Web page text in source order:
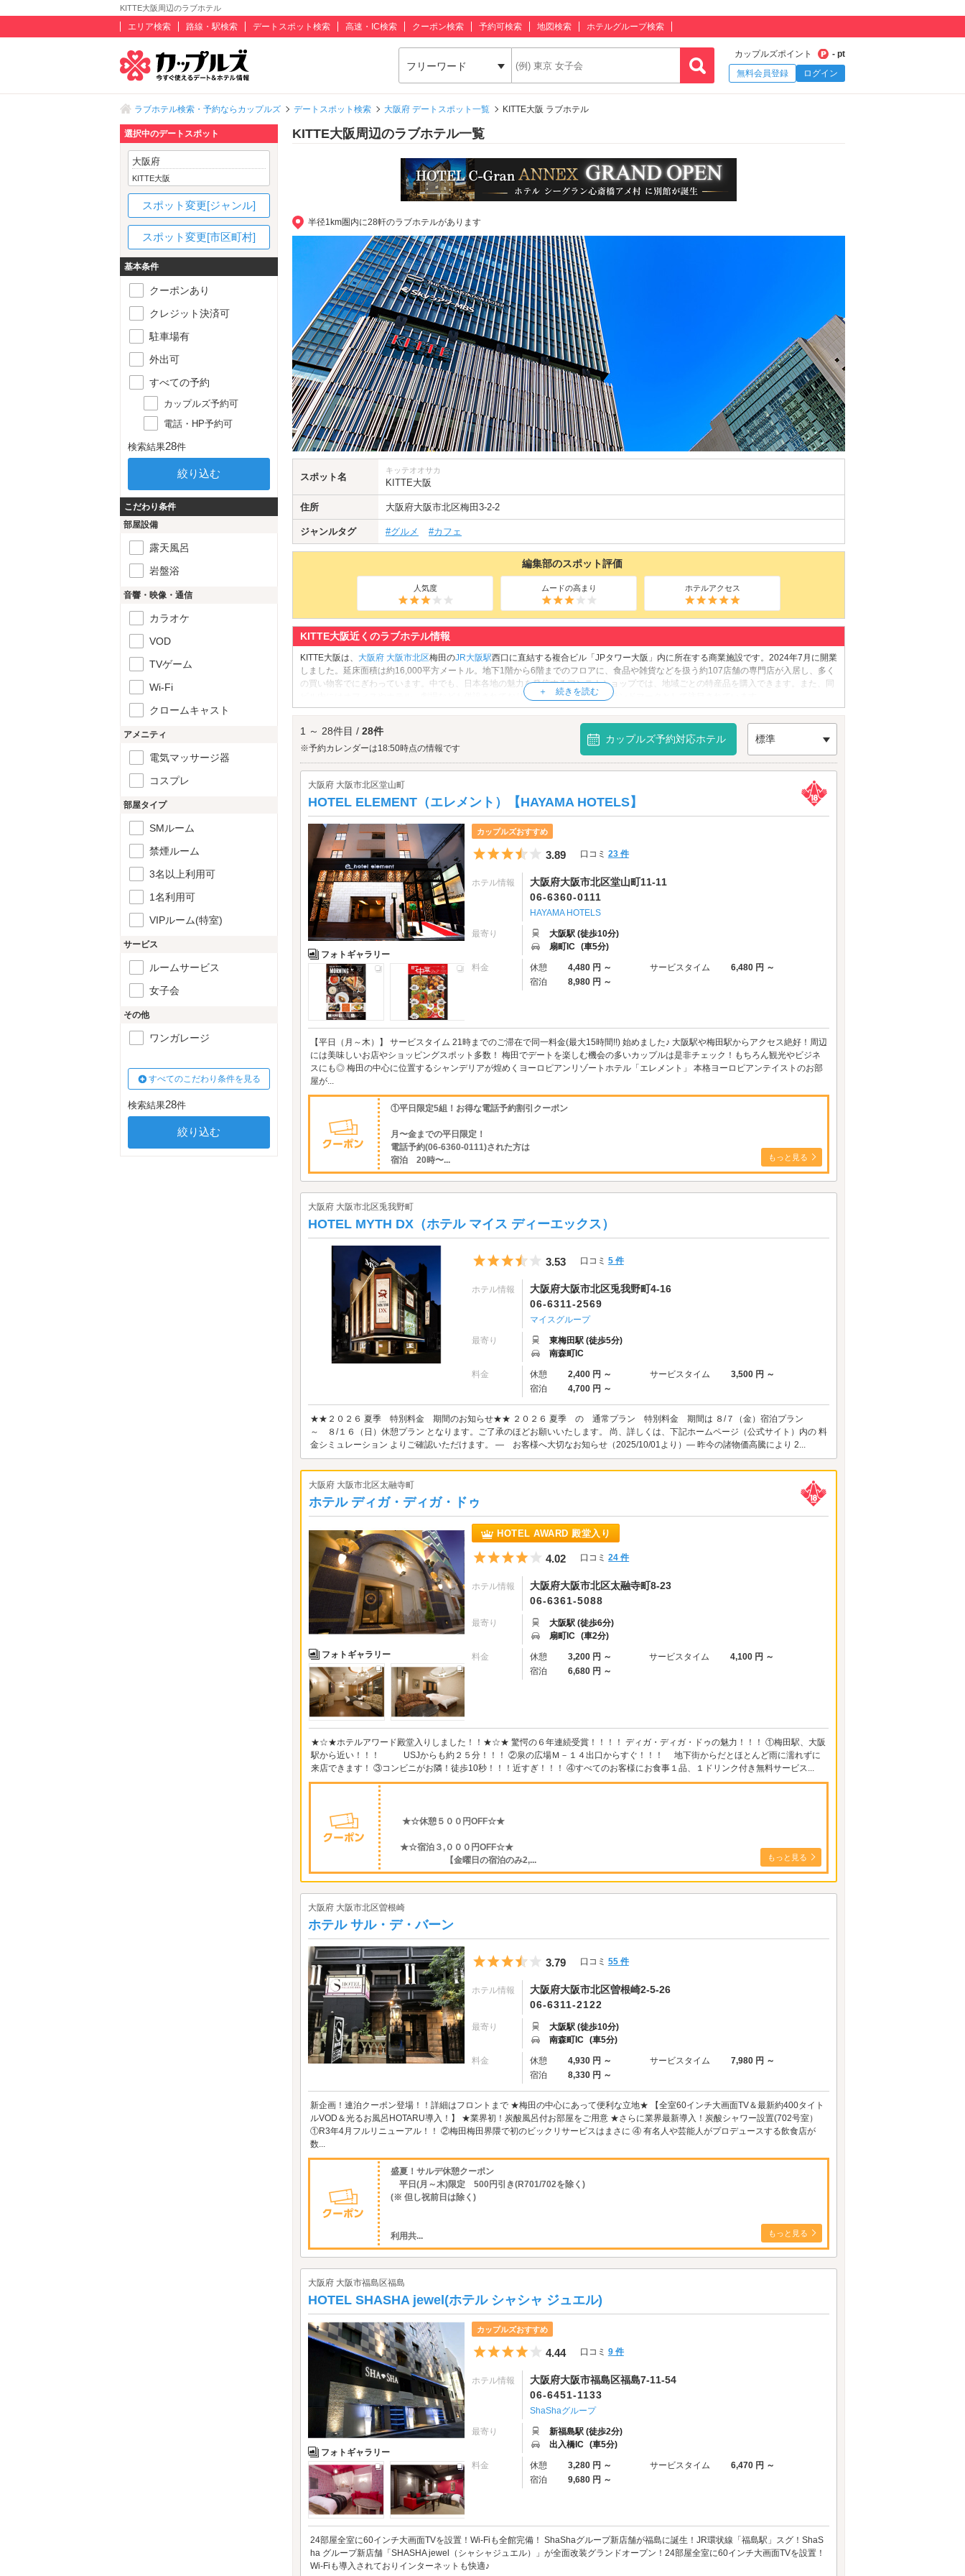
KITTE大阪周辺のラブホテル
エリア検索 路線・駅検索 デートスポット検索 高速・IC検索 クーポン検索 予約可検索 地図検索 ホテルグループ検索
フリーワード
カップルズポイント
- pt
無料会員登録
ログイン
ラブホテル検索・予約ならカップルズ デートスポット検索 大阪府 デートスポット一覧 KITTE大阪 ラブホテル
KITTE大阪周辺のラブホテル一覧
半径1km圏内に28軒のラブホテルがあります
スポット名
キッテオオサカ
KITTE大阪
住所 大阪府大阪市北区梅田3-2-2
ジャンルタグ #グルメ #カフェ
編集部のスポット評価
人気度 ムードの高まり ホテルアクセス
KITTE大阪近くのラブホテル情報
KITTE大阪は、 大阪府 大阪市北区梅田のJR大阪駅西口に直結する複合ビル「JPタワー大阪」内に所在する商業施設です。2024年7月に開業
しました。延床面積は約16,000平方メートル。地下1階から6階までのフロアに、食品や雑貨などを扱う約107店舗の専門店が入居し、多く
の買い物客でにぎわっています。中でも、日本各地の魅力を発信するアンテナショップでは、地域ごとの特産品を購入できます。また、同
ビル内にはオフィスやホテル、劇場なども併設されており、大阪・梅田の新たなランドマークとして注目されています。
KITTE大阪へは、梅田・堂山エリアのラブホテルからもアクセスが便利です。
1 ～ 28件目 / 28件
※予約カレンダーは18:50時点の情報です
カップルズ予約対応ホテル 標準
大阪府 大阪市北区堂山町
HOTEL ELEMENT（エレメント）【HAYAMA HOTELS】
フォトギャラリー
カップルズおすすめ
5つ星のうち3.5
3.89 口コミ 23 件
ホテル情報
大阪府大阪市北区堂山町11-11
06-6360-0111
HAYAMA HOTELS
最寄り
大阪駅 (徒歩10分)
扇町IC (車5分)
料金 休憩 4,480 円 ～ サービスタイム
6,480 円 ～
宿泊
8,980 円 ～
【平日（月～木）】 サービスタイム 21時までのご滞在で同一料金(最大15時間!!) 始めました♪ 大阪駅や梅田駅からアクセス絶好！周辺
には美味しいお店やショッピングスポット多数！ 梅田でデートを楽しむ機会の多いカップルは是非チェック！もちろん観光やビジネ
スにも◎ 梅田の中心に位置するシャンデリアが煌めくヨーロピアンリゾートホテル「エレメント」 本格ヨーロピアンテイストのお部
屋が...
①平日限定5組！お得な電話予約割引クーポン
月〜金までの平日限定！
電話予約(06-6360-0111)された方は
宿泊 20時〜...
もっと見る
大阪府 大阪市北区兎我野町
HOTEL MYTH DX（ホテル マイス ディーエックス）
5つ星のうち3.5
3.53 口コミ 5 件
ホテル情報
大阪府大阪市北区兎我野町4-16
06-6311-2569
マイスグループ
最寄り
東梅田駅 (徒歩5分)
南森町IC
料金 休憩 2,400 円 ～ サービスタイム
3,500 円 ～
宿泊
4,700 円 ～
★★２０２６ 夏季 特別料金 期間のお知らせ★★ ２０２６ 夏季 の 通常プラン 特別料金 期間は ８/７（金）宿泊プラン
～ ８/１６（日）休憩プラン となります。ご了承のほどお願いいたします。 尚、詳しくは、下記ホームページ（公式サイト）内の 料
金シミュレーション よりご確認いただけます。 ― お客様へ大切なお知らせ（2025/10/01より）― 昨今の諸物価高騰により 2...
大阪府 大阪市北区太融寺町
ホテル ディガ・ディガ・ドゥ
フォトギャラリー
HOTEL AWARD 殿堂入り
5つ星のうち4
4.02 口コミ24 件
ホテル情報
大阪府大阪市北区太融寺町8-23
06-6361-5088
最寄り
大阪駅 (徒歩6分)
扇町IC (車2分)
料金 休憩 3,200 円 ～ サービスタイム
4,100 円 ～
宿泊
6,680 円 ～
★☆★ホテルアワード殿堂入りしました！！★☆★ 驚愕の６年連続受賞！！！！ ディガ・ディガ・ドゥの魅力！！！ ①梅田駅、大阪
駅から近い！！！ USJからも約２５分！！！ ②泉の広場Ｍ－１４出口からすぐ！！！ 地下街からだとほとんど雨に濡れずに
来店できます！ ③コンビニがお隣！徒歩10秒！！！近すぎ！！！ ④すべてのお客様にお食事１品、１ドリンク付き無料サービス...
★☆休憩５００円OFF☆★
★☆宿泊３,０００円OFF☆★
【金曜日の宿泊のみ2,...
もっと見る
大阪府 大阪市北区曽根崎
ホテル サル・デ・バーン
5つ星のうち3.5
3.79 口コミ 55 件
ホテル情報
大阪府大阪市北区曽根崎2-5-26
06-6311-2122
最寄り
大阪駅 (徒歩10分)
南森町IC (車5分)
料金 休憩 4,930 円 ～ サービスタイム
7,980 円 ～
宿泊
8,330 円 ～
新企画！連泊クーポン登場！！詳細はフロントまで ★梅田の中心にあって便利な立地★ 【全室60インチ大画面TV＆最新約400タイト
ルVOD＆光るお風呂HOTARU導入！】 ★業界初！炭酸風呂付お部屋をご用意 ★さらに業界最新導入！炭酸シャワー設置(702号室）
①R3年4月フルリニューアル！！ ②梅田梅田界隈で初のビックリサービスはまさに ④ 有名人や芸能人がプロデュースする飲食店が
数...
盛夏！サルデ休憩クーポン
平日(月～木)限定 500円引き(R701/702を除く)
(※ 但し祝前日は除く)
利用共... もっと見る
大阪府 大阪市福島区福島
HOTEL SHASHA jewel(ホテル シャシャ ジュエル)
フォトギャラリー
カップルズおすすめ
5つ星のうち4
4.44 口コミ 9 件
ホテル情報
大阪府大阪市福島区福島7-11-54
06-6451-1133
ShaShaグループ
最寄り
新福島駅 (徒歩2分)
出入橋IC (車5分)
料金 休憩 3,280 円 ～ サービスタイム
6,470 円 ～
宿泊
9,680 円 ～
24部屋全室に60インチ大画面TVを設置！Wi-Fiも全館完備！ ShaShaグループ新店舗が福島に誕生！JR環状線「福島駅」スグ！ShaS
ha グループ新店舗「SHASHA jewel（シャシャジュエル）」が全面改装グランドオープン！24部屋全室に60インチ大画面TVを設置！
Wi-Fiも導入されておりインターネットも快適♪
選択中のデートスポット
大阪府
KITTE大阪
スポット変更[ジャンル]
スポット変更[市区町村]
基本条件
クーポンあり
クレジット決済可
駐車場有
外出可
すべての予約
カップルズ予約可
電話・HP予約可
検索結果28件
こだわり条件
部屋設備
露天風呂
岩盤浴
音響・映像・通信
カラオケ
VOD
TVゲーム
Wi-Fi
クロームキャスト
アメニティ
電気マッサージ器
コスプレ
部屋タイプ
SMルーム
禁煙ルーム
3名以上利用可
1名利用可
VIPルーム(特室)
サービス
ルームサービス
女子会
その他
ワンガレージ
すべてのこだわり条件を見る
検索結果28件